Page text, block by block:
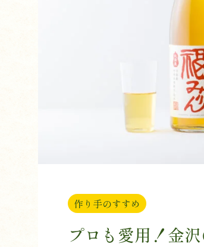
作り手のすすめ
プロも愛用！金